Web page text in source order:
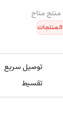
توصيل سريع
تقسيط